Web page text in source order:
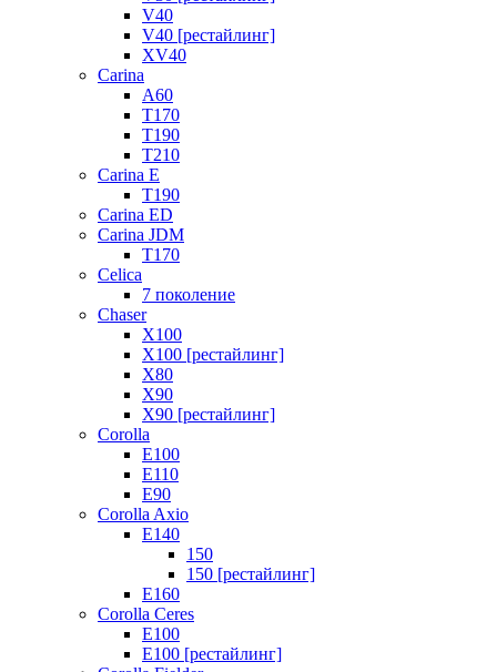
V40
V40 [рестайлинг]
XV40
Carina
A60
T170
T190
T210
Carina E
T190
Carina ED
Carina JDM
T170
Celica
7 поколение
Chaser
X100
X100 [рестайлинг]
X80
X90
X90 [рестайлинг]
Corolla
E100
E110
E90
Corolla Axio
E140
150
150 [рестайлинг]
E160
Corolla Ceres
E100
E100 [рестайлинг]